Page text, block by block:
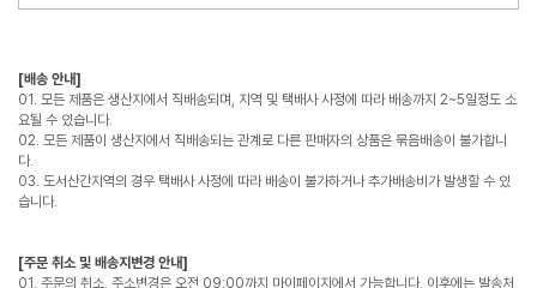
[배송 안내]
01. 모든 제품은 생산지에서 직배송되며, 지역 및 택배사 사정에 따라 배송까지 2~5일정도 소
요될 수 있습니다.
02. 모든 제품이 생산지에서 직배송되는 관계로 다른 판매자의 상품은 묶음배송이 불가합니
다.
03. 도서산간지역의 경우 택배사 사정에 따라 배송이 불가하거나 추가배송비가 발생할 수 있
습니다.
[주문 취소 및 배송지변경 안내]
01. 주문의 취소, 주소변경은 오전 09:00까지 마이페이지에서 가능합니다. 이후에는 발송처